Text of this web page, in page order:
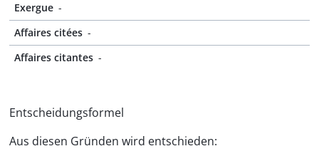
Exergue -
Affaires citées -
Affaires citantes -
Entscheidungsformel
Aus diesen Gründen wird entschieden: